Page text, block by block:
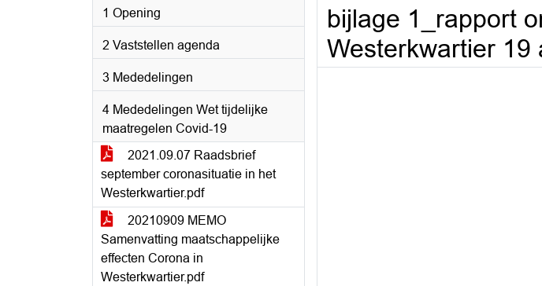
1 Opening
2 Vaststellen agenda
3 Mededelingen
4 Mededelingen Wet tijdelijke
maatregelen Covid-19
2021.09.07 Raadsbrief
september coronasituatie in het
Westerkwartier.pdf
20210909 MEMO
Samenvatting maatschappelijke
effecten Corona in
Westerkwartier.pdf
bijlage 1_rapport
Westerkwartier 19